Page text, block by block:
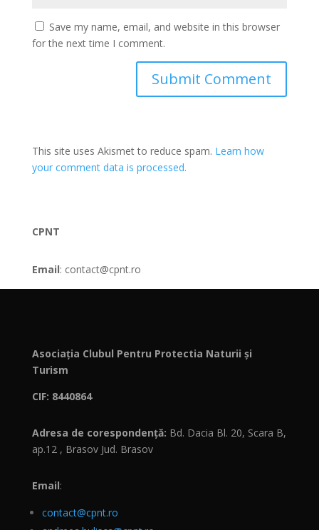
Save my name, email, and website in this browser
for the next time I comment.
This site uses Akismet to reduce spam. Learn how
your comment data is processed.
CPNT
Email: contact@cpnt.ro
Asociația Clubul Pentru Protectia Naturii și
Turism
CIF: 8440864
Adresa de corespondență: Bd. Dacia Bl. 20, Scara B,
ap.12 , Brasov Jud. Brasov
Email:
contact@cpnt.ro